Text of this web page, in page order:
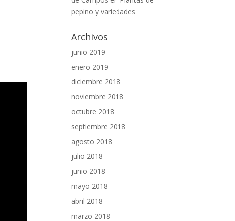
pepino y variedades
Archivos
junio 2019
enero 2019
diciembre 2018
noviembre 2018
octubre 2018
septiembre 2018
agosto 2018
julio 2018
junio 2018
mayo 2018
abril 2018
marzo 2018